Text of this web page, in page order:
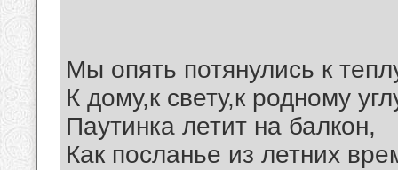
Мы опять потянулись к
К дому,к свету,к родному
Паутинка летит на балкон,
Как посланье из летних